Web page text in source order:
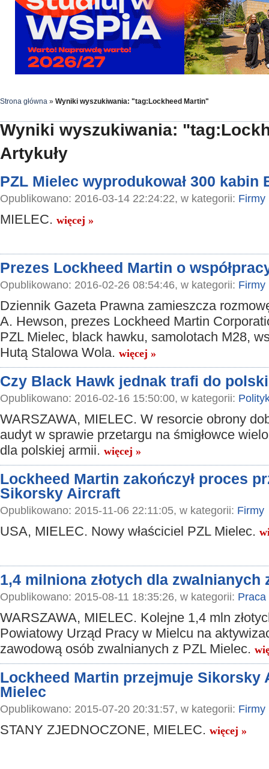
Strona główna » Wyniki wyszukiwania: "tag:Lockheed Martin"
Wyniki wyszukiwania:
Artykuły
PZL Mielec wyprodukował 300 kabin
Opublikowano: 2016-03-14 22:24:22, w kategorii: Firmy
MIELEC. więcej »
Prezes Lockheed Martin o
Opublikowano: 2016-02-26 08:54:46, w kategorii: Firmy
Dziennik Gazeta Prawna zamieszcza
A. Hewson, prezes Lockheed Martin
PZL Mielec, black hawku, samolotach M28,
Hutą Stalowa Wola. więcej »
Czy Black Hawk jednak trafi do
Opublikowano: 2016-02-16 15:50:00, w kategorii:
WARSZAWA, MIELEC. W resorcie obrony
audyt w sprawie przetargu na śmigłowce
dla polskiej armii. więcej »
Lockheed Martin zakończył proces
Sikorsky Aircraft
Opublikowano: 2015-11-06 22:11:05, w kategorii: Firmy
USA, MIELEC. Nowy właściciel PZL Mielec.
1,4 milniona złotych dla zwalnianych
Opublikowano: 2015-08-11 18:35:26, w kategorii: Praca
WARSZAWA, MIELEC. Kolejne 1,4 mln
Powiatowy Urząd Pracy w Mielcu na
zawodową osób zwalnianych z PZL Mielec.
Lockheed Martin przejmuje Sikorsky
Mielec
Opublikowano: 2015-07-20 20:31:57, w kategorii: Firmy
STANY ZJEDNOCZONE, MIELEC. więcej »